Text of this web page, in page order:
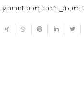
يصب في خدمة صحة المجتمع